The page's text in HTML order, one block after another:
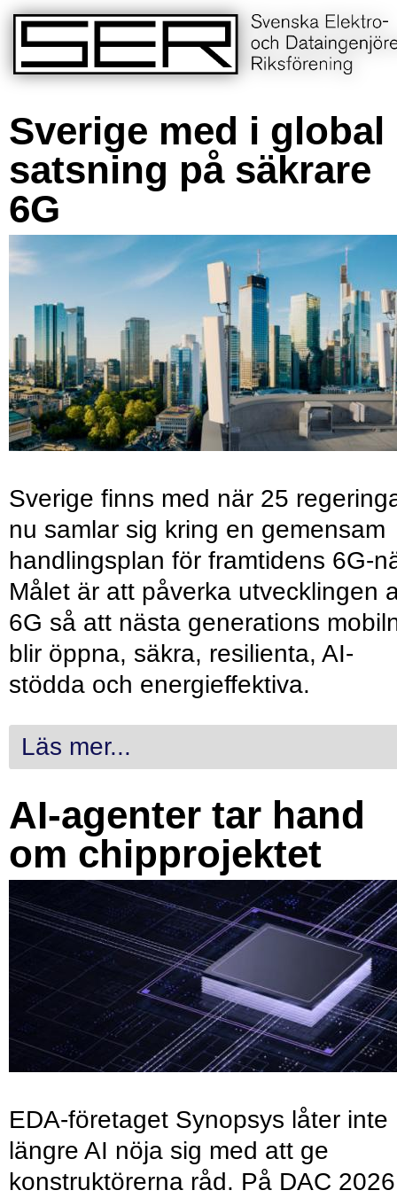
Sverige med i global
satsning på säkrare
6G
Sverige finns med när 25
nu samlar sig kring en gemensam
handlingsplan för framtidens 6G-
Målet är att påverka utvecklingen
6G så att nästa generations
blir öppna, säkra, resilienta, AI-
stödda och energieffektiva.
Läs mer...
AI-agenter tar hand
om chipprojektet
EDA-företaget Synopsys låter inte
längre AI nöja sig med att ge
konstruktörerna råd. På DAC 2026